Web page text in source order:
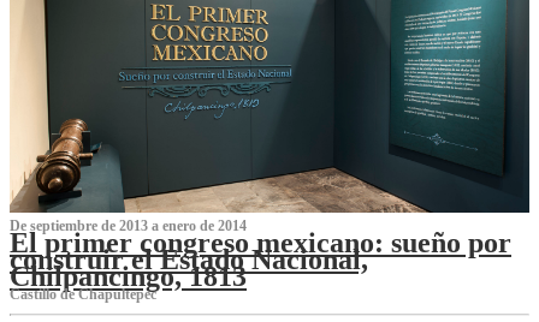
De septiembre de 2013 a enero de 2014
El primer congreso mexicano: sueño por
construir el Estado Nacional,
Chilpancingo, 1813
Castillo de Chapultepec